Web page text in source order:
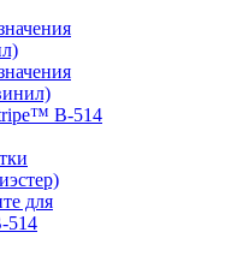
В-514
для
514